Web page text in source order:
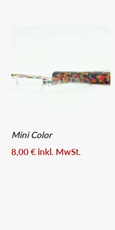
Mini Color
8,00€ inkl. MwSt.